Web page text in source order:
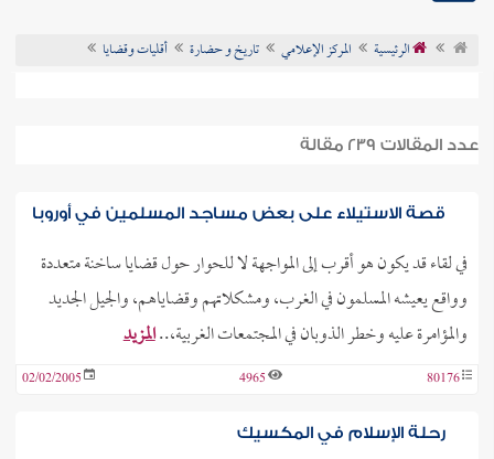
الرئيسية المركز الإعلامي تاريخ و حضارة أقليات وقضايا
عدد المقالات 239 مقالة
قصة الاستيلاء على بعض مساجد المسلمين في أوروبا
في لقاء قد يكون هو أقرب إلى المواجهة لا للحوار حول قضايا ساخنة متعددة
وواقع يعيشه المسلمون في الغرب، ومشكلاتهم وقضاياهم، والجيل الجديد
والمؤامرة عليه وخطر الذوبان في المجتمعات الغربية،..المزيد
80176
4965
02/02/2005
رحلة الإسلام في المكسيك